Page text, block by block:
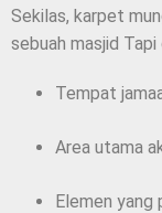
Sekilas, karpet
sebuah masjid
Tempat
Area utama
Elemen yang